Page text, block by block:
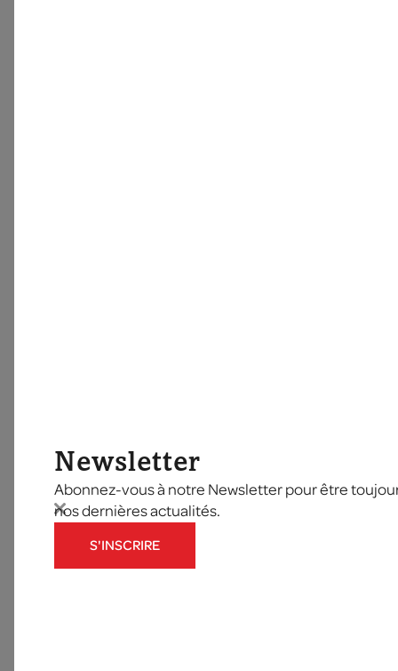
Newsletter
Abonnez-vous à notre Newsletter pour être
nos dernières actualités.
S'INSCRIRE